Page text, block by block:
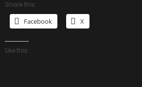
Share this:
Facebook X
Like this: